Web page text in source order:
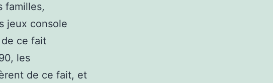
familles,
jeux console
de ce fait
les
de ce fait, et